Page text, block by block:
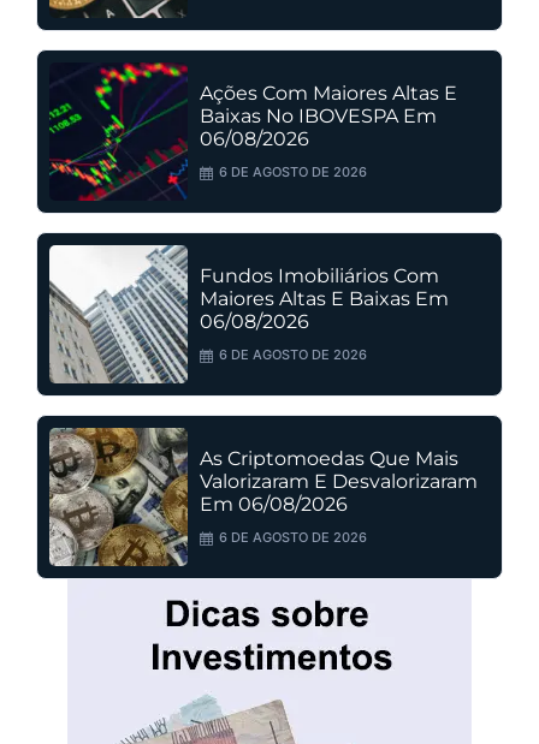
Ações Com Maiores Altas E
Baixas No IBOVESPA Em
06/08/2026
6 DE AGOSTO DE 2026
Fundos Imobiliários Com
Maiores Altas E Baixas Em
06/08/2026
6 DE AGOSTO DE 2026
As Criptomoedas Que Mais
Valorizaram E Desvalorizaram
Em 06/08/2026
6 DE AGOSTO DE 2026